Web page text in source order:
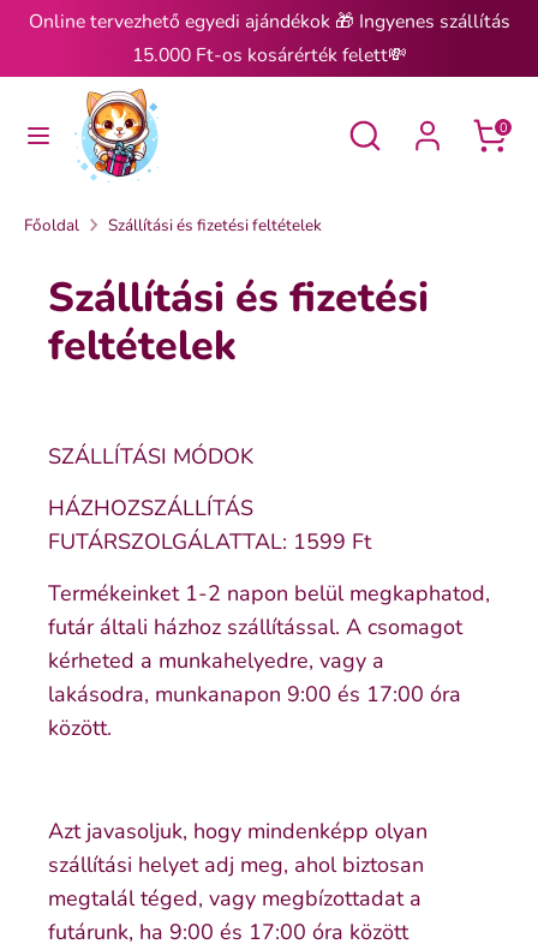
Ugrás
tartalomra
Online tervezhető egyedi ajándékok 🎁 Ingyenes szállítás
15.000 Ft-os kosárérték felett💸
Keresés
Keresés 0
KeresésKeresés
Főoldal Szállítási és fizetési feltételek
Szállítási és fizetési
feltételek
SZÁLLÍTÁSI MÓDOK
HÁZHOZSZÁLLÍTÁS
FUTÁRSZOLGÁLATTAL: 1599 Ft
Termékeinket 1-2 napon belül megkaphatod,
futár általi házhoz szállítással. A csomagot
kérheted a munkahelyedre, vagy a
lakásodra, munkanapon 9:00 és 17:00 óra
között.
Azt javasoljuk, hogy mindenképp olyan
szállítási helyet adj meg, ahol biztosan
megtalál téged, vagy megbízottadat a
futárunk, ha 9:00 és 17:00 óra között